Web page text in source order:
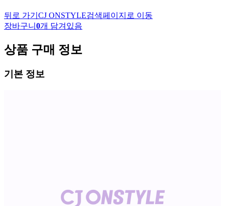
뒤로 가기 CJ ONSTYLE검색페이지로 이동
장바구니 0개 담겨있음
상품 구매 정보
기본 정보